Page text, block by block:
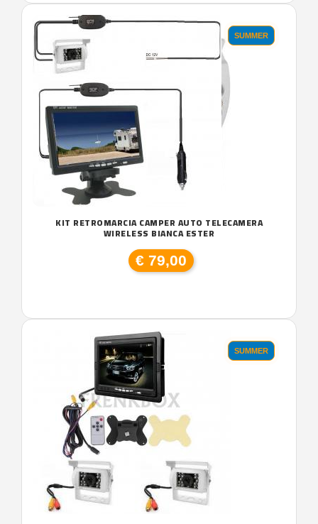
SUMMER
KIT RETROMARCIA CAMPER AUTO TELECAMERA
WIRELESS BIANCA ESTER
€ 79,00
SUMMER